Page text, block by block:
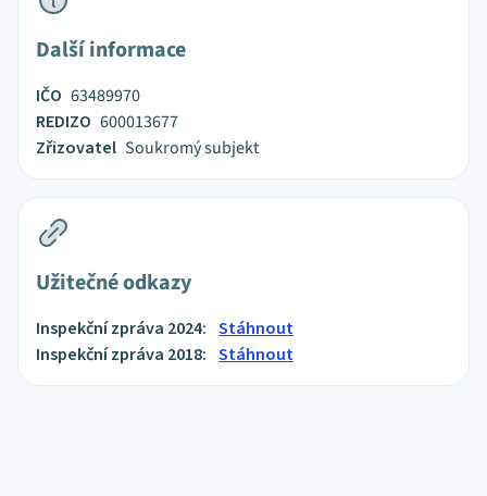
Další informace
IČO 63489970
REDIZO 600013677
Zřizovatel Soukromý subjekt
Užitečné odkazy
Inspekční zpráva 2024: Stáhnout
Inspekční zpráva 2018: Stáhnout